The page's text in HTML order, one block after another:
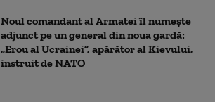
Noul comandant al Armatei îl numește
adjunct pe un general din noua gardă:
„Erou al Ucrainei”, apărător al Kievului,
instruit de NATO